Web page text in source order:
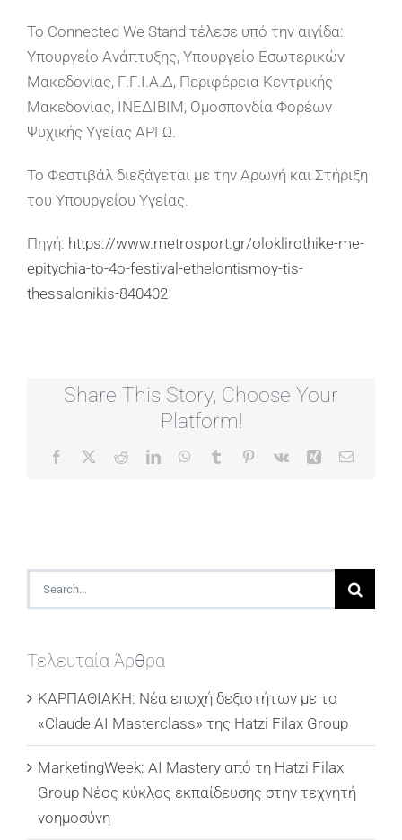
Το Connected We Stand τέλεσε υπό την αιγίδα:
Υπουργείο Ανάπτυξης, Υπουργείο Εσωτερικών
Μακεδονίας, Γ.Γ.Ι.Α.Δ, Περιφέρεια Κεντρικής
Μακεδονίας, ΙΝΕΔΙΒΙΜ, Ομοσπονδία Φορέων
Ψυχικής Υγείας ΑΡΓΩ.
Το Φεστιβάλ διεξάγεται με την Αρωγή και Στήριξη
του Υπουργείου Υγείας.
Πηγή: https://www.metrosport.gr/oloklirothike-me-
epitychia-to-4o-festival-ethelontismoy-tis-
thessalonikis-840402
Share This Story, Choose Your
Platform!
Facebook RedditLinkedInWhatsApp
Tumblr Pinterest
Vk Xing Email
Search
for:
Τελευταία Άρθρα
ΚΑΡΠΑΘΙΑΚΗ: Νέα εποχή δεξιοτήτων με το
«Claude AI Masterclass» της Hatzi Filax Group
MarketingWeek: AI Mastery από τη Hatzi Filax
Group Νέος κύκλος εκπαίδευσης στην τεχνητή
νοημοσύνη